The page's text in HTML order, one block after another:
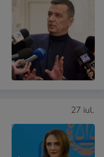
27 iul.